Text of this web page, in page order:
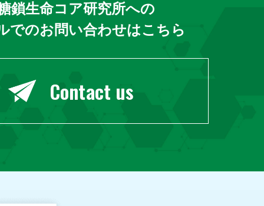
鎖生命コア研究所への
でのお問い合わせはこちら
Contact us